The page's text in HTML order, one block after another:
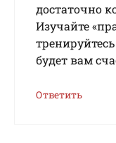
достаточно
Изучайте
будет вам
Ответить